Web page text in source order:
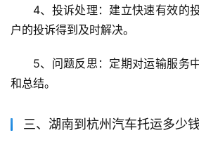
4、投诉处理：建立快速有效的
户的投诉得到及时解决。
5、问题反思：定期对运输服务
和总结。
三、湖南到杭州汽车托运多少